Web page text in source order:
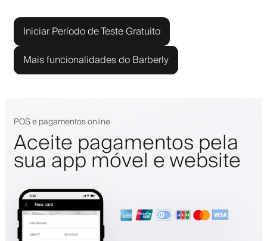
Iniciar Período de Teste Gratuito
Mais funcionalidades do Barberly
POS e pagamentos online
Aceite pagamentos pela
sua app móvel e website